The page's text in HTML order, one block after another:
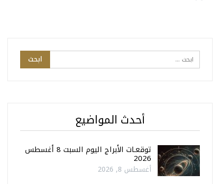
أحدث المواضيع
توقعـات الأبراج اليوم السبت 8 أغسطس
2026
أغسطس 8, 2026